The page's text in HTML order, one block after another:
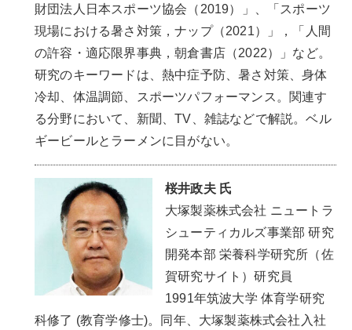
財団法人日本スポーツ協会（2019）」、「スポーツ
現場における暑さ対策，ナップ（2021）」，「人間
の許容・適応限界事典，朝倉書店（2022）」など。
研究のキーワードは、熱中症予防、暑さ対策、身体
冷却、体温調節、スポーツパフォーマンス。関連す
る分野において、新聞、TV、雑誌などで解説。ベル
ギービールとラーメンに目がない。
桜井政夫 氏
大塚製薬株式会社 ニュートラ
シューティカルズ事業部 研究
開発本部 栄養科学研究所（佐
賀研究サイト）研究員
1991年筑波大学 体育学研究
科修了 (教育学修士)。同年、大塚製薬株式会社入社